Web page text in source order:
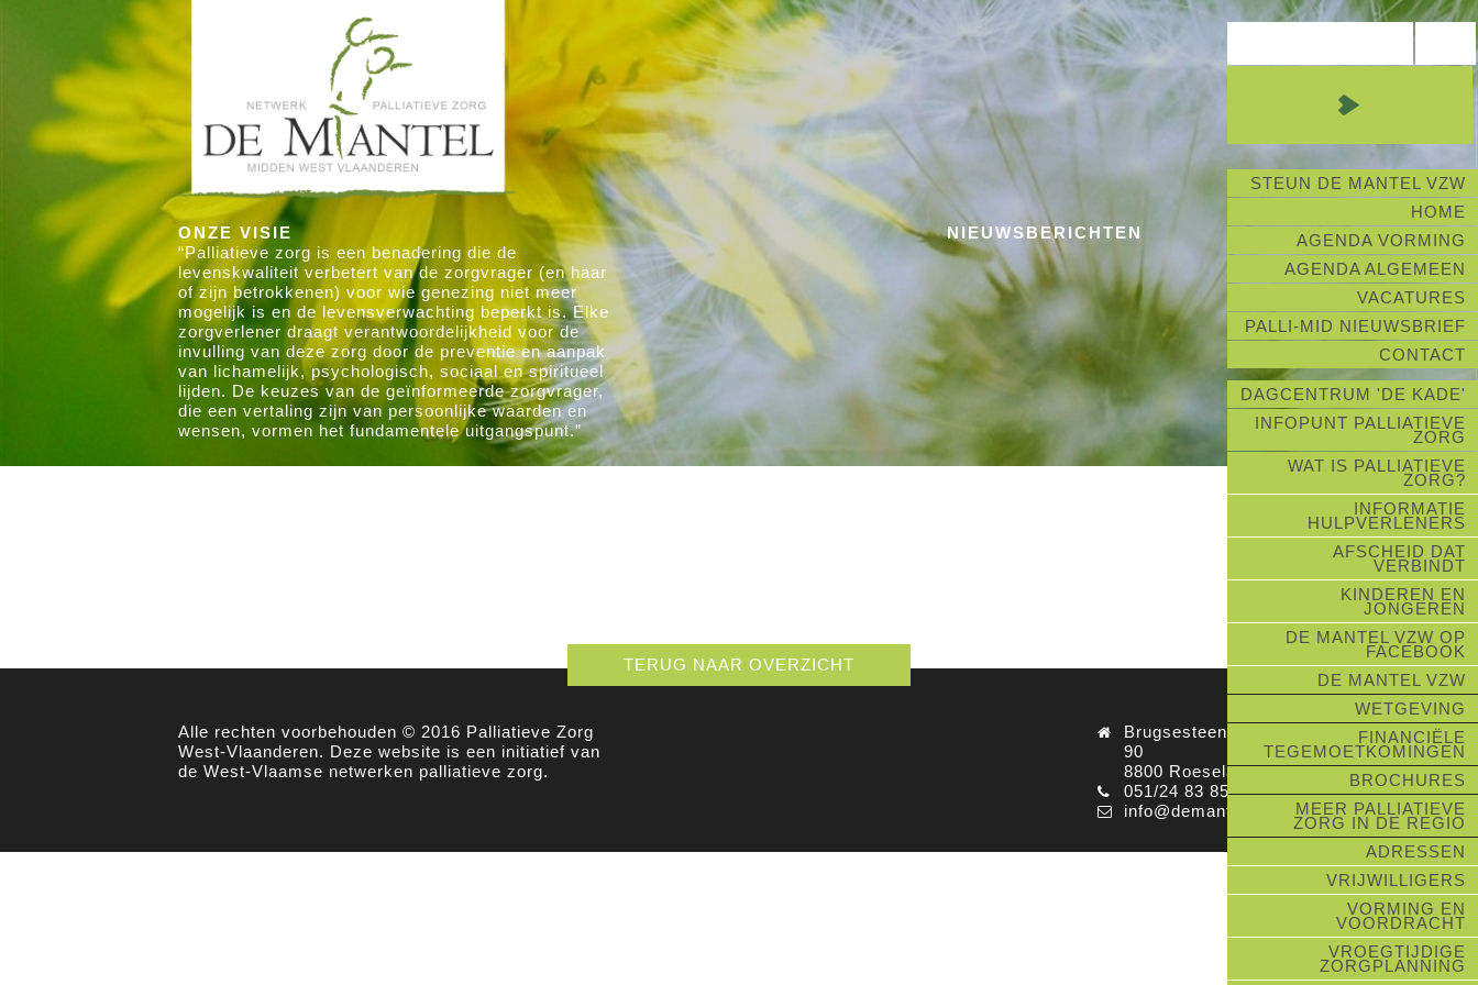
STEUN DE MANTEL VZW
HOME
AGENDA VORMING
AGENDA ALGEMEEN
VACATURES
PALLI-MID NIEUWSBRIEF
CONTACT
DAGCENTRUM 'DE KADE'
INFOPUNT PALLIATIEVE
ZORG
WAT IS PALLIATIEVE
ZORG?
INFORMATIE
HULPVERLENERS
AFSCHEID DAT
VERBINDT
KINDEREN EN
JONGEREN
DE MANTEL VZW OP
FACEBOOK
DE MANTEL VZW
WETGEVING
FINANCIËLE
TEGEMOETKOMINGEN
BROCHURES
MEER PALLIATIEVE
ZORG IN DE REGIO
ADRESSEN
VRIJWILLIGERS
VORMING EN
VOORDRACHT
VROEGTIJDIGE
ZORGPLANNING
ONZE VISIE
“Palliatieve zorg is een benadering die de
levenskwaliteit verbetert van de zorgvrager (en haar
of zijn betrokkenen) voor wie genezing niet meer
mogelijk is en de levensverwachting beperkt is. Elke
zorgverlener draagt verantwoordelijkheid voor de
invulling van deze zorg door de preventie en aanpak
van lichamelijk, psychologisch, sociaal en spiritueel
lijden. De keuzes van de geïnformeerde zorgvrager,
die een vertaling zijn van persoonlijke waarden en
wensen, vormen het fundamentele uitgangspunt.”
NIEUWSBERICHTEN
TERUG NAAR OVERZICHT
Alle rechten voorbehouden © 2016 Palliatieve Zorg
West-Vlaanderen. Deze website is een initiatief van
de West-Vlaamse netwerken palliatieve zorg.
Brugsesteenweg
90
8800 Roeselare
051/24 83 85
info@demantel.net